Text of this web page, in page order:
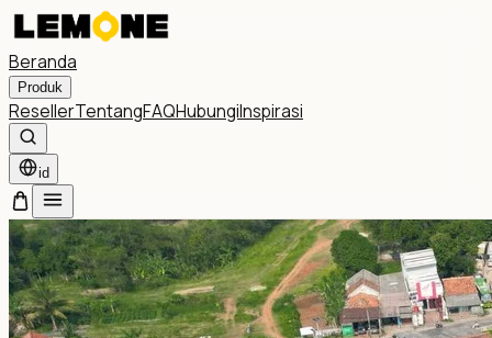
Beranda
Produk
ResellerTentangFAQHubungiInspirasi
id